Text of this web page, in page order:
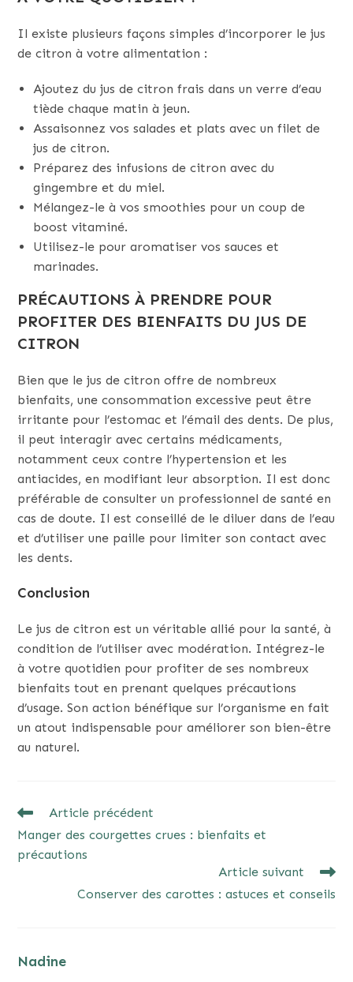
Il existe plusieurs façons simples d’incorporer le jus
de citron à votre alimentation :
Ajoutez du jus de citron frais dans un verre d’eau
tiède chaque matin à jeun.
Assaisonnez vos salades et plats avec un filet de
jus de citron.
Préparez des infusions de citron avec du
gingembre et du miel.
Mélangez-le à vos smoothies pour un coup de
boost vitaminé.
Utilisez-le pour aromatiser vos sauces et
marinades.
PRÉCAUTIONS À PRENDRE POUR
PROFITER DES BIENFAITS DU JUS DE
CITRON
Bien que le jus de citron offre de nombreux
bienfaits, une consommation excessive peut être
irritante pour l’estomac et l’émail des dents. De plus,
il peut interagir avec certains médicaments,
notamment ceux contre l’hypertension et les
antiacides, en modifiant leur absorption. Il est donc
préférable de consulter un professionnel de santé en
cas de doute. Il est conseillé de le diluer dans de l’eau
et d’utiliser une paille pour limiter son contact avec
les dents.
Conclusion
Le jus de citron est un véritable allié pour la santé, à
condition de l’utiliser avec modération. Intégrez-le
à votre quotidien pour profiter de ses nombreux
bienfaits tout en prenant quelques précautions
d’usage. Son action bénéfique sur l’organisme en fait
un atout indispensable pour améliorer son bien-être
au naturel.
READ
ARTICLES
Article précédent
Manger des courgettes crues : bienfaits et
précautions
Article suivant
Conserver des carottes : astuces et conseils
Nadine